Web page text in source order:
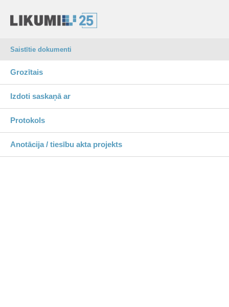
Saistītie dokumenti
Grozītais
Izdoti saskaņā ar
Protokols
Anotācija / tiesību akta projekts